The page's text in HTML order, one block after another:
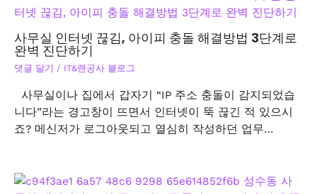
사무실 인터넷 끊김, 아이피 충돌 해결방법 3단계로
완벽 진단하기
댓글 달기 / IT&랜공사 블로그
사무실이나 집에서 갑자기 “IP 주소 충돌이 감지되었습
니다”라는 경고창이 뜨면서 인터넷이 뚝 끊긴 적 있으시
죠? 메신저가 로그아웃되고 열심히 작성하던 업무…